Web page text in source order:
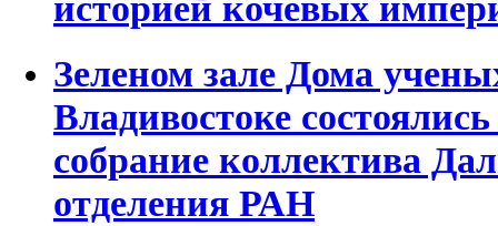
Зеленом зале Дома
Владивостоке
собрание коллектива
отделения РАН